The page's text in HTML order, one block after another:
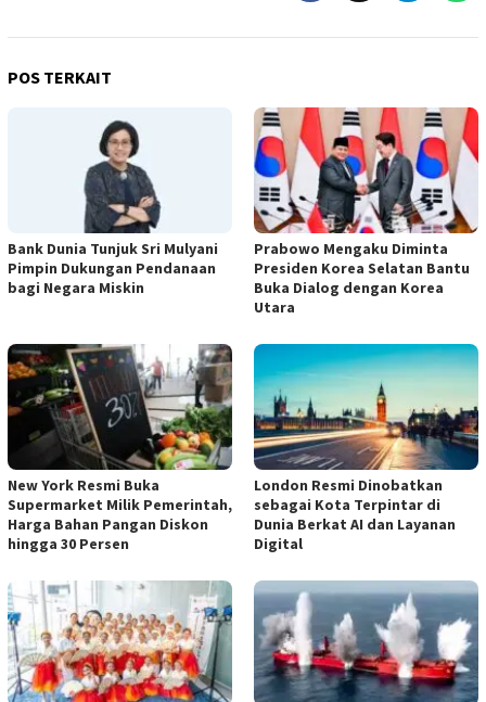
POS TERKAIT
Bank Dunia Tunjuk Sri Mulyani
Pimpin Dukungan Pendanaan
bagi Negara Miskin
Prabowo Mengaku Diminta
Presiden Korea Selatan Bantu
Buka Dialog dengan Korea
Utara
New York Resmi Buka
Supermarket Milik Pemerintah,
Harga Bahan Pangan Diskon
hingga 30 Persen
London Resmi Dinobatkan
sebagai Kota Terpintar di
Dunia Berkat AI dan Layanan
Digital